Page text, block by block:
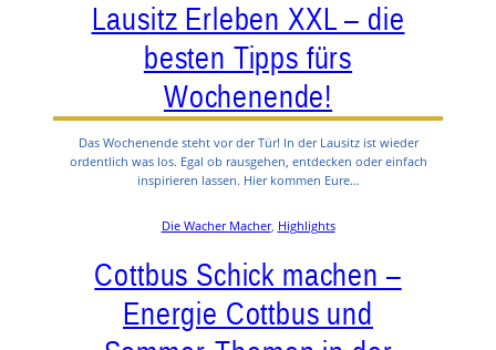
Lausitz Erleben XXL – die
besten Tipps fürs
Wochenende!
Das Wochenende steht vor der Tür! In der Lausitz ist wieder
ordentlich was los. Egal ob rausgehen, entdecken oder einfach
inspirieren lassen. Hier kommen Eure…
Die Wacher Macher, Highlights
Cottbus Schick machen –
Energie Cottbus und